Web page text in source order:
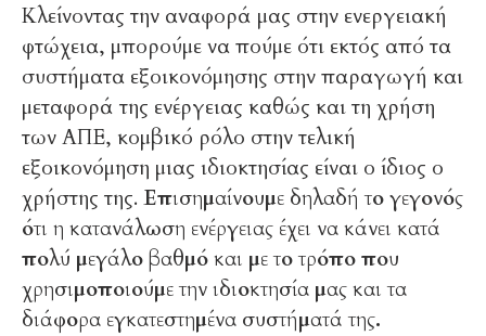
Κλείνοντας την αναφορά μας στην ενεργειακή
φτώχεια, μπορούμε να πούμε ότι εκτός από τα
συστήματα εξοικονόμησης στην παραγωγή και
μεταφορά της ενέργειας καθώς και τη χρήση
των ΑΠΕ, κομβικό ρόλο στην τελική
εξοικονόμηση μιας ιδιοκτησίας είναι ο ίδιος ο
χρήστης της. Επισημαίνουμε δηλαδή το γεγονός
ότι η κατανάλωση ενέργειας έχει να κάνει κατά
πολύ μεγάλο βαθμό και με το τρόπο που
χρησιμοποιούμε την ιδιοκτησία μας και τα
διάφορα εγκατεστημένα συστήματά της.